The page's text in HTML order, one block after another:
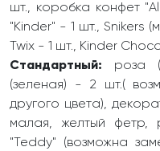
шт., коробка конфет
"Kinder" - 1 шт., Snikers
Twix - 1 шт., Kinder
Стандартный: роза
(зеленая) - 2 шт.(
другого цвета),
малая, желтый фетр,
"Teddy" (возможна